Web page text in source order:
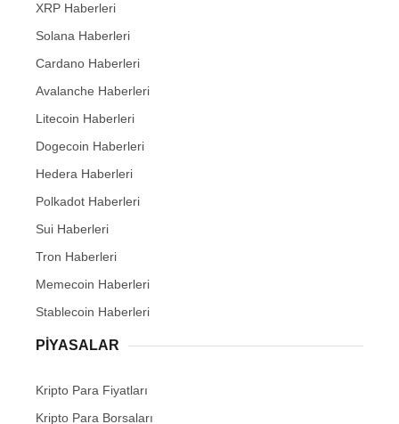
XRP Haberleri
Solana Haberleri
Cardano Haberleri
Avalanche Haberleri
Litecoin Haberleri
Dogecoin Haberleri
Hedera Haberleri
Polkadot Haberleri
Sui Haberleri
Tron Haberleri
Memecoin Haberleri
Stablecoin Haberleri
PIYASALAR
Kripto Para Fiyatları
Kripto Para Borsaları